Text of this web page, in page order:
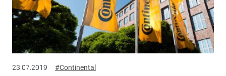
23.07.2019 #Continental